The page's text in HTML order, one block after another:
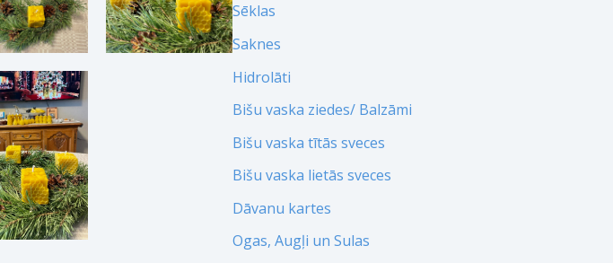
Sēklas
Saknes
Hidrolāti
Bišu vaska ziedes/ Balzāmi
Bišu vaska tītās sveces
Bišu vaska lietās sveces
Dāvanu kartes
Ogas, Augļi un Sulas